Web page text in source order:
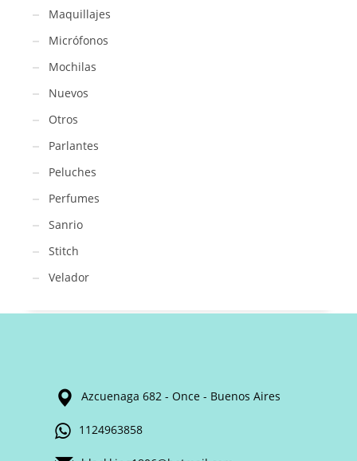
Maquillajes
Micrófonos
Mochilas
Nuevos
Otros
Parlantes
Peluches
Perfumes
Sanrio
Stitch
Velador
Azcuenaga 682 - Once - Buenos Aires
1124963858